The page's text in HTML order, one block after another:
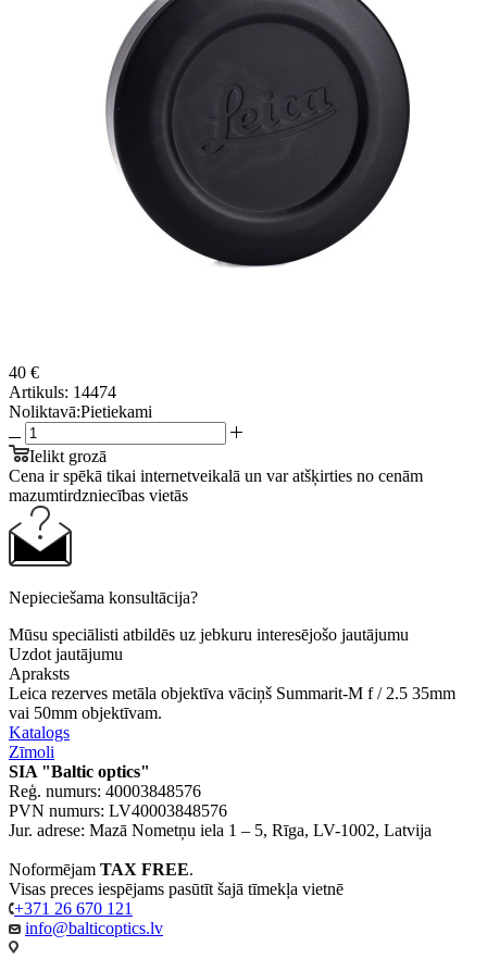
40 €
Artikuls: 14474
Noliktavā:Pietiekami
Ielikt grozā
Cena ir spēkā tikai internetveikalā un var atšķirties no cenām
mazumtirdzniecības vietās
Nepieciešama konsultācija?
Mūsu speciālisti atbildēs uz jebkuru interesējošo jautājumu
Uzdot jautājumu
Apraksts
Leica rezerves metāla objektīva vāciņš Summarit-M f / 2.5 35mm
vai 50mm objektīvam.
Katalogs
Zīmoli
SIA "Baltic optics"
Reģ. numurs: 40003848576
PVN numurs: LV40003848576
Jur. adrese: Mazā Nometņu iela 1 – 5, Rīga, LV-1002, Latvija
Noformējam TAX FREE.
Visas preces iespējams pasūtīt šajā tīmekļa vietnē
+371 26 670 121
info@balticoptics.lv